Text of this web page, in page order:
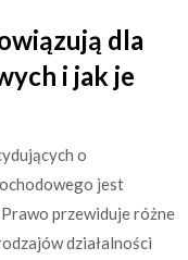
dla
i jak je
o
jest
przewiduje różne
działalności